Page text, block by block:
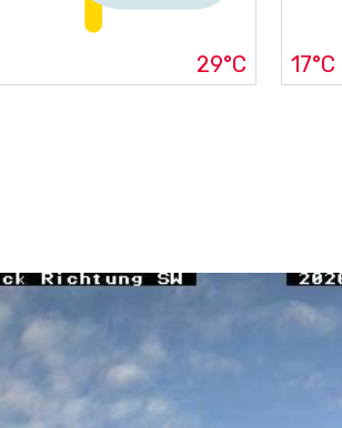
29°C 17°C